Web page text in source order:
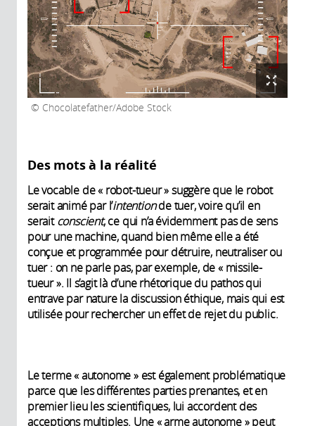
Chocolatefather/Adobe Stock
Des mots à la réalité
Le vocable de « robot-tueur » suggère que le robot
serait animé par l’intentionde tuer, voire qu’il en
seraitconscient, ce qui n’a évidemment pas de sens
pour une machine, quand bien même elle a été
conçue et programmée pour détruire, neutraliser ou
tuer : on ne parle pas, par exemple, de « missile-
tueur ». Il s’agit là d’une rhétorique du pathos qui
entrave par nature la discussion éthique, mais qui est
utilisée pour rechercher un effet de rejet du public.
Le terme « autonome » est également problématique
parce que les différentes parties prenantes, et en
premier lieu les scientifiques, lui accordent des
acceptions multiples. Une « arme autonome » peut